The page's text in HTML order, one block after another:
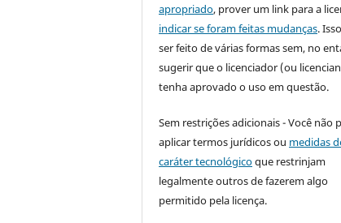
apropriado, prover um link para a
indicar se foram feitas mudanças.
ser feito de várias formas sem, no
sugerir que o licenciador (ou
tenha aprovado o uso em questão.
Sem restrições adicionais - Você não
aplicar termos jurídicos ou medidas
caráter tecnológicoque restrinjam
legalmente outros de fazerem algo
permitido pela licença.